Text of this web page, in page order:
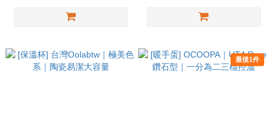
最後1件